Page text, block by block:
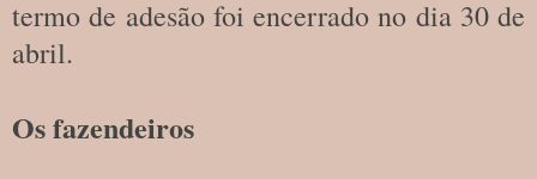
termo de adesão foi encerrado no dia 30 de
abril.
Os fazendeiros